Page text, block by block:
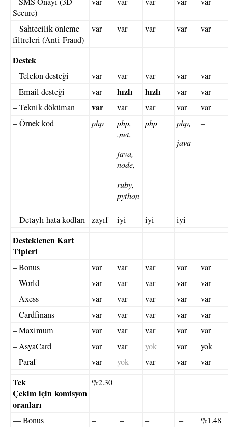
Secure)
– Sahtecilik önleme
filtreleri (Anti-Fraud)
var var var var var
Destek
– Telefon desteği var var var var
var
– Email desteği
var hızlı hızlı var
var
– Teknik döküman
var var var var
var
– Örnek kod
php
php,
.net,
java,
node,
ruby,
python
php
php,
java
–
– Detaylı hata kodları zayıf iyi iyi iyi –
Desteklenen Kart
Tipleri
– Bonus var var var var
var
– World
var var var var
var
– Axess
var var var var
var
– Cardfinans
var var var var
var
– Maximum
var var var var
var
– AsyaCard
var var yok var
yok
– Paraf
var yok var var var
Tek
Çekim için komisyon
oranları
%2.30
— Bonus – – – –
%1.48